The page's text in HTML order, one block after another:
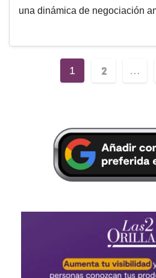
una dinámica de negociación
1 2 …